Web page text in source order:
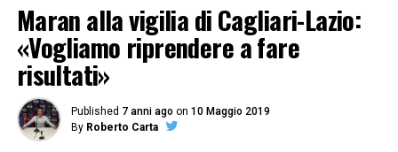
Maran alla vigilia di Cagliari-Lazio:
«Vogliamo riprendere a fare
risultati»
Published 7 anni ago on 10 Maggio 2019
By Roberto Carta